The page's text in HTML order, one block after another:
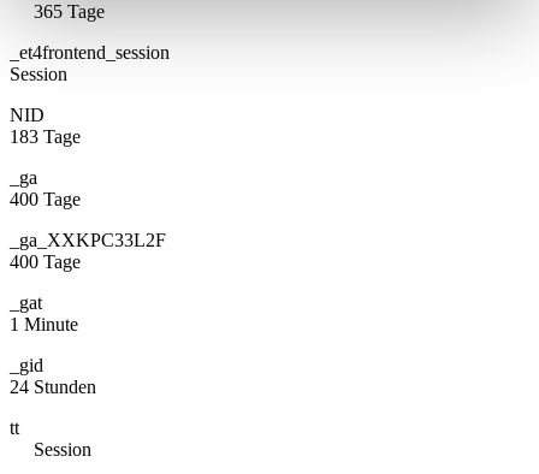
365 Tage
Session
183 Tage
400 Tage
400 Tage
1 Minute
24 Stunden
tt
Session